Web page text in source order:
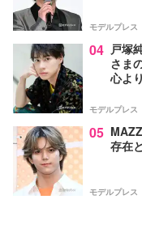
モデルプレス
04 戸塚
さま
心よ
モデルプレス
05
存在
モデルプレス